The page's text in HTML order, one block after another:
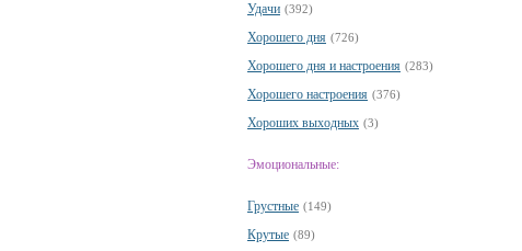
Удачи (392)
Хорошего дня (726)
Хорошего дня и настроения (283)
Хорошего настроения (376)
Хороших выходных (3)
Эмоциональные:
Грустные (149)
Крутые (89)